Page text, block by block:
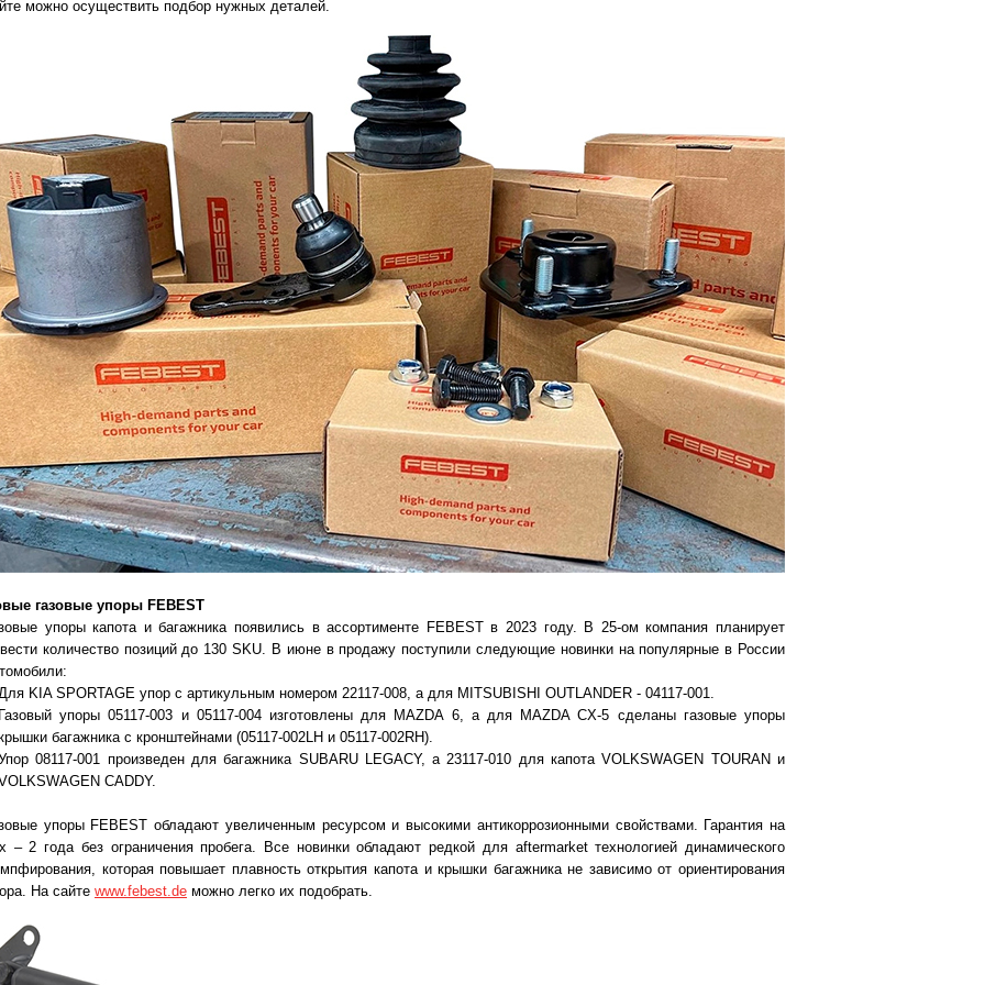
можно осуществить подбор нужных деталей.
газовые упоры FEBEST
упоры капота и багажника появились в ассортименте FEBEST в 2023 году. В 25-ом компания планирует
количество позиций до 130 SKU. В июне в продажу поступили следующие новинки на популярные в России
KIA SPORTAGE упор с артикульным номером 22117-008, а для MITSUBISHI OUTLANDER - 04117-001.
упоры 05117-003 и 05117-004 изготовлены для MAZDA 6, а для MAZDA CX-5 сделаны газовые упоры
багажника с кронштейнами (05117-002LH и 05117-002RH).
08117-001 произведен для багажника SUBARU LEGACY, а 23117-010 для капота VOLKSWAGEN TOURAN и
CADDY.
упоры FEBEST обладают увеличенным ресурсом и высокими антикоррозионными свойствами. Гарантия на
– 2 года без ограничения пробега. Все новинки обладают редкой для aftermarket технологией динамического
которая повышает плавность открытия капота и крышки багажника не зависимо от ориентирования
На сайте www.febest.de можно легко их подобрать.